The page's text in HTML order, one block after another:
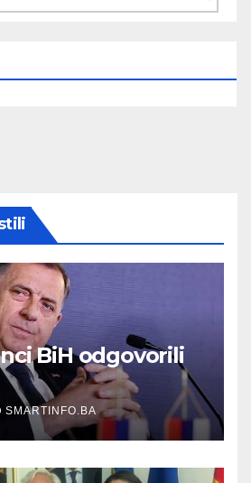
BiH odgovorili
i pripada svim
SMARTINFO.BA